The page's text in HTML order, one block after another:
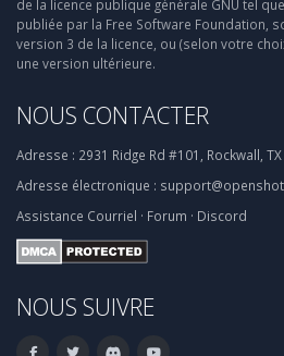
de la licence publique générale GNU tel que
publiée par la Free Software Foundation,
version 3 de la licence, ou (selon votre
une version ultérieure.
NOUS CONTACTER
Adresse : 2931 Ridge Rd #101, Rockwall,
Adresse électronique :
Assistance Courriel · Forum · Discord
NOUS SUIVRE